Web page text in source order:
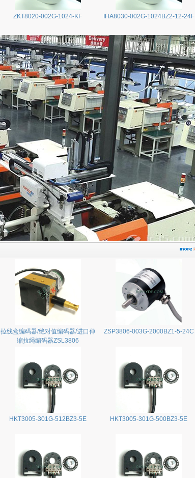
ZKT8020-002G-1024-KF IHA8030-002G-1024BZ2-12-24F
拉线盒编码器/绝对值编码器/进口伸
缩拉绳编码器ZSL3806
ZSP3806-003G-2000BZ1-5-24C
HKT3005-301G-512BZ3-5E HKT3005-301G-500BZ3-5E